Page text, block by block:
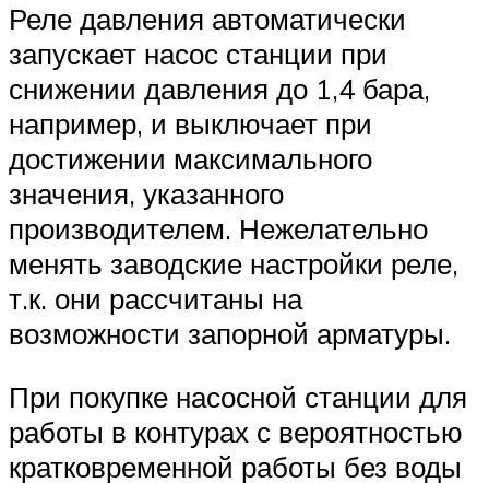
Реле давления автоматически
запускает насос станции при
снижении давления до 1,4 бара,
например, и выключает при
достижении максимального
значения, указанного
производителем. Нежелательно
менять заводские настройки реле,
т.к. они рассчитаны на
возможности запорной арматуры.
При покупке насосной станции для
работы в контурах с вероятностью
кратковременной работы без воды